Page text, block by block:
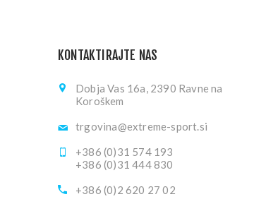
KONTAKTIRAJTE NAS
Dobja Vas 16a, 2390 Ravne na
Koroškem
trgovina@extreme-sport.si
+386 (0)31 574 193
+386 (0)31 444 830
+386 (0)2 620 27 02